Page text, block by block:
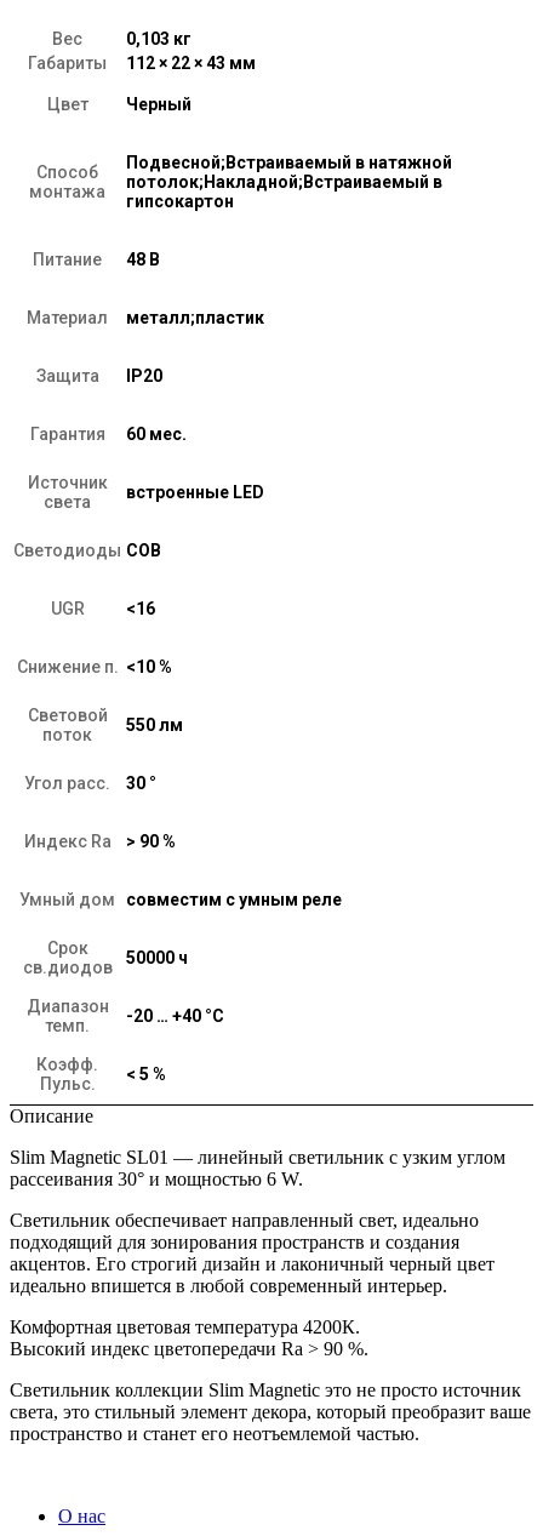
4200K
(черный)
85004/01
Вес
0,103 кг
Габариты
112 × 22 × 43 мм
Цвет Черный
Способ
монтажа
Подвесной;Встраиваемый в натяжной
потолок;Накладной;Встраиваемый в
гипсокартон
Питание 48 В
Материал металл;пластик
Защита IP20
Гарантия 60 мес.
Источник
света
встроенные LED
Светодиоды COB
UGR <16
Снижение п. <10 %
Световой
поток
550 лм
Угол расс. 30 °
Индекс Ra > 90 %
Умный дом совместим с умным реле
Срок
св.диодов
50000 ч
Диапазон
темп.
-20 … +40 °C
Коэфф.
Пульс.
< 5 %
Описание
Slim Magnetic SL01 — линейный светильник с узким углом
рассеивания 30° и мощностью 6 W.
Светильник обеспечивает направленный свет, идеально
подходящий для зонирования пространств и создания
акцентов. Его строгий дизайн и лаконичный черный цвет
идеально впишется в любой современный интерьер.
Комфортная цветовая температура 4200К.
Высокий индекс цветопередачи Ra > 90 %.
Светильник коллекции Slim Magnetic это не просто источник
света, это стильный элемент декора, который преобразит ваше
пространство и станет его неотъемлемой частью.
О нас